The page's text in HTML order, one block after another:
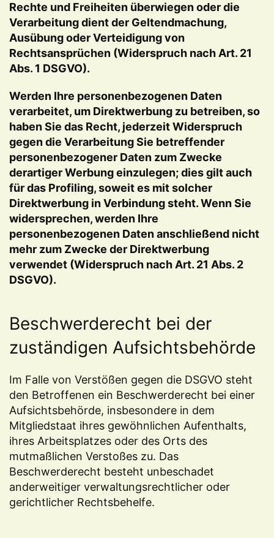
Rechte und Freiheiten überwiegen oder die
Verarbeitung dient der Geltendmachung,
Ausübung oder Verteidigung von
Rechtsansprüchen (Widerspruch nach Art. 21
Abs. 1 DSGVO).
Werden Ihre personenbezogenen Daten
verarbeitet, um Direktwerbung zu betreiben, so
haben Sie das Recht, jederzeit Widerspruch
gegen die Verarbeitung Sie betreffender
personenbezogener Daten zum Zwecke
derartiger Werbung einzulegen; dies gilt auch
für das Profiling, soweit es mit solcher
Direktwerbung in Verbindung steht. Wenn Sie
widersprechen, werden Ihre
personenbezogenen Daten anschließend nicht
mehr zum Zwecke der Direktwerbung
verwendet (Widerspruch nach Art. 21 Abs. 2
DSGVO).
Beschwerderecht bei der
zuständigen Aufsichtsbehörde
Im Falle von Verstößen gegen die DSGVO steht
den Betroffenen ein Beschwerderecht bei einer
Aufsichtsbehörde, insbesondere in dem
Mitgliedstaat ihres gewöhnlichen Aufenthalts,
ihres Arbeitsplatzes oder des Orts des
mutmaßlichen Verstoßes zu. Das
Beschwerderecht besteht unbeschadet
anderweitiger verwaltungsrechtlicher oder
gerichtlicher Rechtsbehelfe.